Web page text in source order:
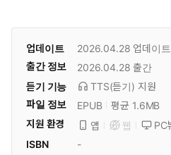
업데이트 2026.04.28 업데이트
출간 정보
2026.04.28 출간
듣기 기능
TTS(듣기) 지원
파일 정보
EPUB
평균 1.6MB
지원 환경
앱 웹 PC
ISBN
-